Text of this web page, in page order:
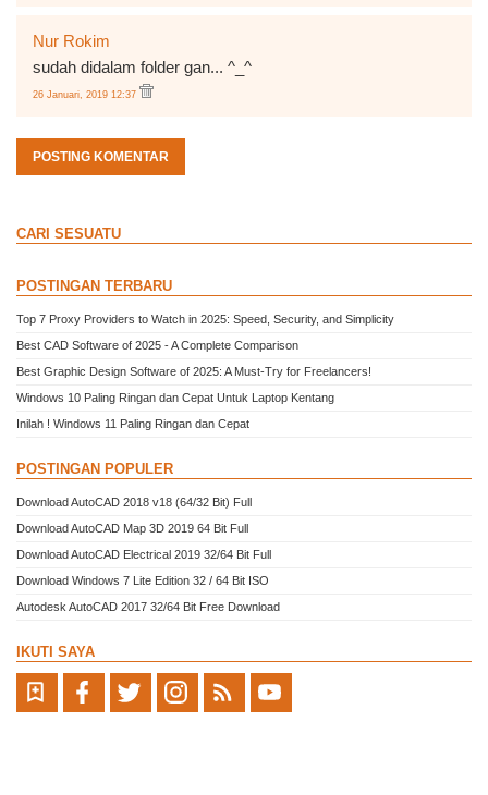
Nur Rokim
sudah didalam folder gan... ^_^
26 Januari, 2019 12:37
POSTING KOMENTAR
CARI SESUATU
POSTINGAN TERBARU
Top 7 Proxy Providers to Watch in 2025: Speed, Security, and Simplicity
Best CAD Software of 2025 - A Complete Comparison
Best Graphic Design Software of 2025: A Must-Try for Freelancers!
Windows 10 Paling Ringan dan Cepat Untuk Laptop Kentang
Inilah ! Windows 11 Paling Ringan dan Cepat
POSTINGAN POPULER
Download AutoCAD 2018 v18 (64/32 Bit) Full
Download AutoCAD Map 3D 2019 64 Bit Full
Download AutoCAD Electrical 2019 32/64 Bit Full
Download Windows 7 Lite Edition 32 / 64 Bit ISO
Autodesk AutoCAD 2017 32/64 Bit Free Download
IKUTI SAYA